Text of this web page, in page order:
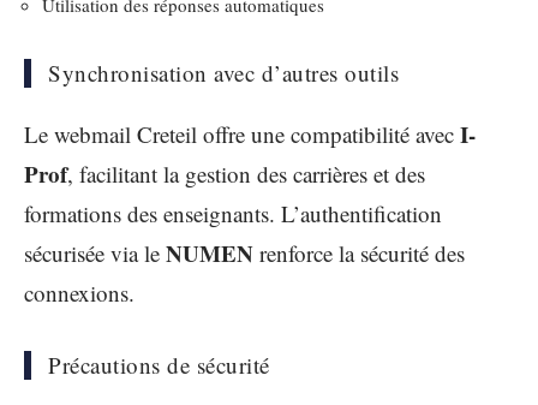
Synchronisation avec d’autres outils
Le webmail Creteil offre une compatibilité avec I-
Prof, facilitant la gestion des carrières et des
formations des enseignants. L’authentification
sécurisée via le NUMEN renforce la sécurité des
connexions.
Précautions de sécurité